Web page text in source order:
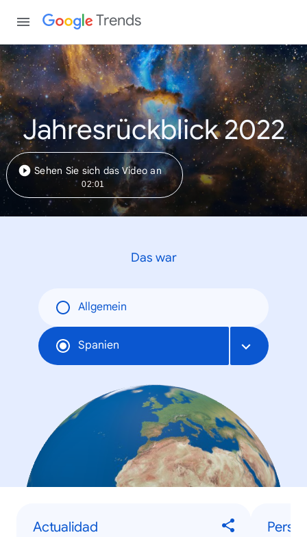
Trends
Jahresrückblick 2022
Sehen Sie sich das Video an
02:01
Das war
Allgemein
Spanien
Actualidad